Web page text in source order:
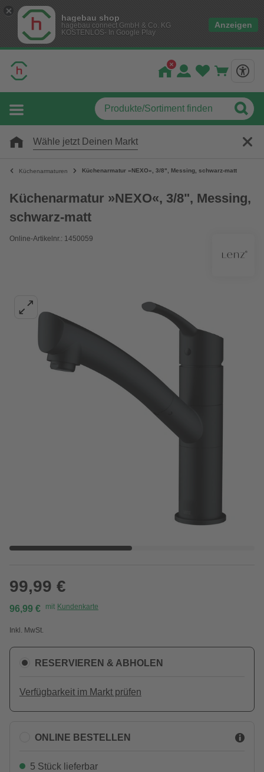
hagebau shop
hagebau connect GmbH & Co. KG
KOSTENLOS- In Google Play
Anzeigen
Wähle jetzt Deinen Markt
Küchenarmaturen Küchenarmatur »NEXO«, 3/8", Messing, schwarz-matt
Küchenarmatur »NEXO«, 3/8", Messing,
schwarz-matt
Online-Artikelnr.: 1450059
99,99 €
96,99 € mit Kundenkarte
Inkl. MwSt.
RESERVIEREN & ABHOLEN
Verfügbarkeit im Markt prüfen
ONLINE BESTELLEN
5 Stück lieferbar